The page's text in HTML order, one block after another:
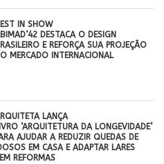
IN SHOW
DESTACA O DESIGN
E REFORÇA SUA PROJEÇÃO
MERCADO INTERNACIONAL
LANÇA
‘ARQUITETURA DA LONGEVIDADE’
AJUDAR A REDUZIR QUEDAS DE
EM CASA E ADAPTAR LARES
REFORMAS